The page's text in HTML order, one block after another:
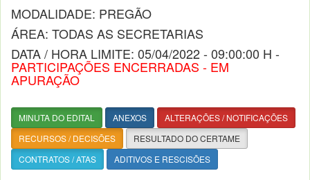
MODALIDADE: PREGÃO
ÁREA: TODAS AS SECRETARIAS
DATA / HORA LIMITE: 05/04/2022 - 09:00:00 H -
PARTICIPAÇÕES ENCERRADAS - EM
APURAÇÃO
MINUTA DO EDITAL ANEXOS
ALTERAÇÕES / NOTIFICAÇÕES
RECURSOS / DECISÕES
RESULTADO DO CERTAME
CONTRATOS / ATAS
ADITIVOS E RESCISÕES